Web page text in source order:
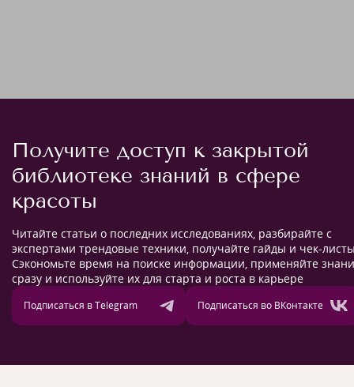
Получите доступ к закрытой
библиотеке знаний в сфере
красоты
Читайте статьи о последних исследованиях, разбирайте с
экспертами трендовые техники, получайте гайды и чек-
Сэкономьте время на поиске информации, применяйте
сразу и используйте их для старта и роста в карьере
Подписаться в Telegram Подписаться во ВКонтакте